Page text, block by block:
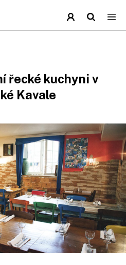
řecké kuchyni v
Kavale